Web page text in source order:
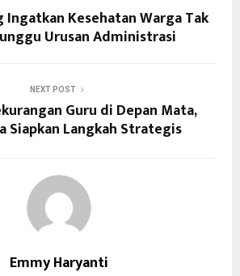
Ingatkan Kesehatan Warga Tak
Urusan Administrasi
NEXT POST
Guru di Depan Mata,
Siapkan Langkah Strategis
Emmy Haryanti